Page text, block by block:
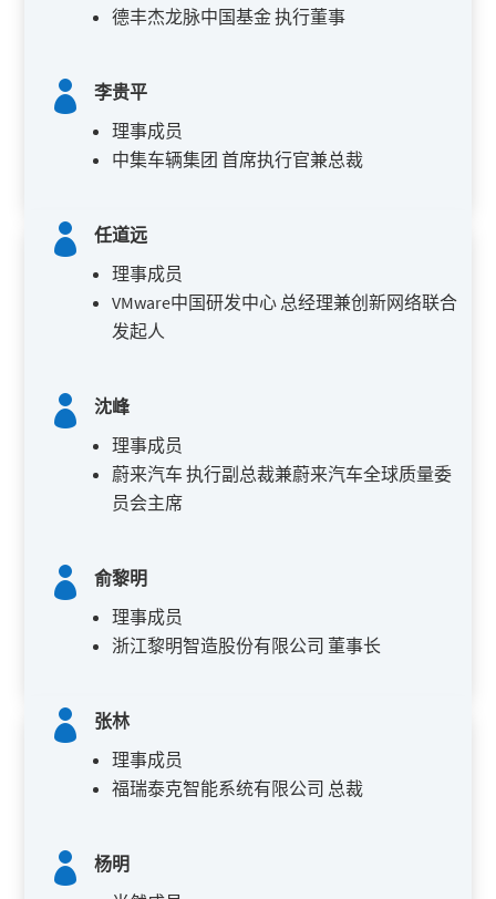
德丰杰龙脉中国基金 执行董事

李贵平
理事成员
中集车辆集团 首席执行官兼总裁

任道远
理事成员
VMware中国研发中心 总经理兼创新网络联合
发起人

沈峰
理事成员
蔚来汽车 执行副总裁兼蔚来汽车全球质量委
员会主席

俞黎明
理事成员
浙江黎明智造股份有限公司 董事长

张林
理事成员
福瑞泰克智能系统有限公司 总裁

杨明